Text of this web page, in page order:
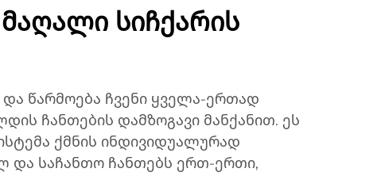
სიჩქარის
წარმოება ჩვენი ყველა-ერთად
ჩანთების დამზოგავი მანქანით. ეს
ქმნის ინდივიდუალურად
და საჩანთო ჩანთებს ერთ-ერთი,